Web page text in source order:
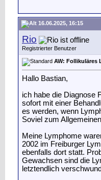
16.06.2025, 16:15
Rio
Registrierter Benutzer
AW: Follikuläres
Hallo Bastian,
ich habe die Diagnose
sofort mit einer
es werden, wenn
Soviel zum
Meine Lymphome
2002 im Freiburger
ebenfalls dort statt.
Gewachsen sind die
letztendlich